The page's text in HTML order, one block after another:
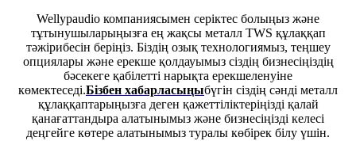
Wellypaudio компаниясымен серіктес болыңыз және
тұтынушыларыңызға ең жақсы металл TWS құлаққап
тәжірибесін беріңіз. Біздің озық технологиямыз, теңшеу
опциялары және ерекше қолдауымыз сіздің бизнесіңіздің
бәсекеге қабілетті нарықта ерекшеленуіне
көмектеседі.Бізбен хабарласыңыбүгін сіздің сәнді металл
құлаққаптарыңызға деген қажеттіліктеріңізді қалай
қанағаттандыра алатынымыз және бизнесіңізді келесі
деңгейге көтере алатынымыз туралы көбірек білу үшін.